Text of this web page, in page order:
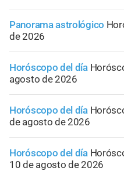
Panorama astrológico
de 2026
Horóscopo del día
agosto de 2026
Horóscopo del día
de agosto de 2026
Horóscopo del día
10 de agosto de 2026